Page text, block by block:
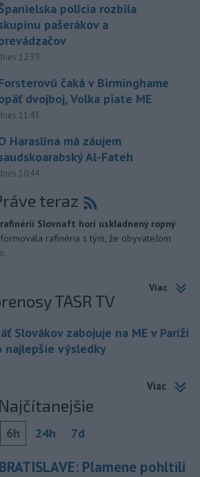
polícia rozbila
pašerákov a
12:39
čaká v Birminghame
dvojboj, Volka piate ME
11:43
Haraslína má záujem
Al-Fateh
10:44
teraz
Slovnaft horí uskladnený ropný
rafinéria s tým, že obyvateľom
Viac
TASR TV
Slovákov zabojuje na ME v Paríži
najlepšie výsledky
Viac
Najčítanejšie
6h 24h 7d
Plamene pohltili